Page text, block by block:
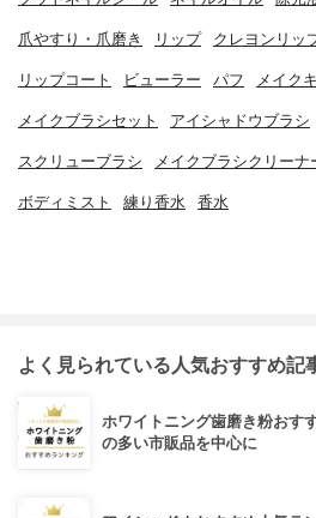
爪やすり・爪磨き リップ クレヨンリッ
リップコート ビューラー パフ メイク
メイクブラシセット アイシャドウブラシ
スクリューブラシ メイクブラシクリーナ
ボディミスト 練り香水 香水
よく見られている人気おすすめ記
ホワイトニング歯磨き粉おす
の多い市販品を中心に